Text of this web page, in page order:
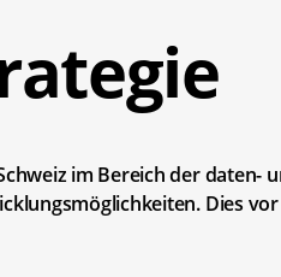
im Bereich der daten-
Dies